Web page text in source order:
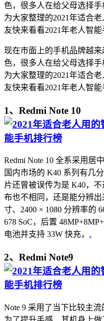
色，很多人在给父母选择
为大家整理的2021年适合
友快来看看2021年老人智
现在市面上的手机品牌越
色，很多人在给父母选择
为大家整理的2021年适合
友快来看看2021年老人智
1、Redmi Note 10
Redmi Note 10 全系采用居
国内市场的 K40 系列有几
片还曾被误传为是 K40，
布也不相同，还是能分辨出
寸、2400 × 1080 分辨率的
678 SoC，后置
电池并支持 33W 快充， .
2、Redmi Note9
Note 9 采用了当下比较主